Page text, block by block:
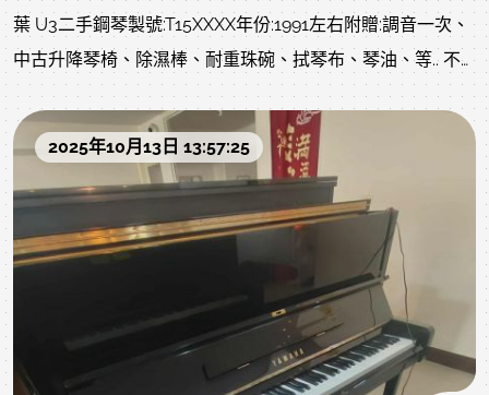
商品資訊、照片及影音:
https://www.rita-
music.com/modules/news/article.php?storyid=1528
3.只要34900元 內外已整修美美的古董日本琴 YAMAHA 復
古窗格式
商品資訊、照片及影音:
music.com/modules/news/article.php?storyid=1500
4.只要34900元 日本YAMAHA U2 超值 二手鋼琴
葉 U3二手鋼琴製號:T15XXXX年份:1991左右附贈:調音一次、
中古升降琴椅、除濕棒、耐重珠碗、拭琴布、琴油、等.. 不
含運(北部一樓或電梯 大約2000左右)售價:48000 不二價 已
經很便宜 同品質商品不怕您比較 歡迎比價中壢中古鋼琴黃先
生 嚴選商品 值得您的信賴避免爭議，低價優惠中古琴銷售說
明請詳閱:我們的標準至少內外要清潔整理、整音整調，不敢
說全新，但我們要求品質，資深技師會全力整理完善至7成
新，已達我們對中古琴該有的愛與對顧客責任。
此為中古鋼琴，一定有正常使用痕跡，一分錢一分貨，現況
交琴，要便宜又要超好請另尋高明，完美主義者購買前請三
2025年10月13日 13:57:25